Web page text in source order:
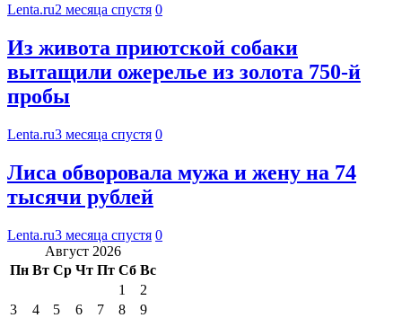
Lenta.ru2 месяца спустя 0
Из живота приютской собаки
вытащили ожерелье из золота 750-й
пробы
Lenta.ru3 месяца спустя 0
Лиса обворовала мужа и жену на 74
тысячи рублей
Lenta.ru3 месяца спустя 0
Август 2026
Пн Вт Ср Чт Пт Сб Вс
1
2
3
4 5 6 7 8
9